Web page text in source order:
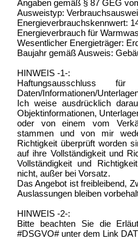
Angaben gemäß § 87 GEG
Ausweistyp:
Energieverbrauchskennwert:
Energieverbrauch für
Wesentlicher Energieträger:
Baujahr gemäß Ausweis:
HINWEIS -1-:
Haftungsausschluss
Daten/Informationen/
Ich weise ausdrücklich
Objektinformationen,
oder von einem vom
stammen und von mir
Richtigkeit überprüft worden
auf ihre Vollständigkeit und
Vollständigkeit und
nicht, außer bei Vorsatz.
Das Angebot ist freibleibend,
Auslassungen bleiben
HINWEIS -2-:
Bitte beachten Sie die
#DSGVO# unter dem Link